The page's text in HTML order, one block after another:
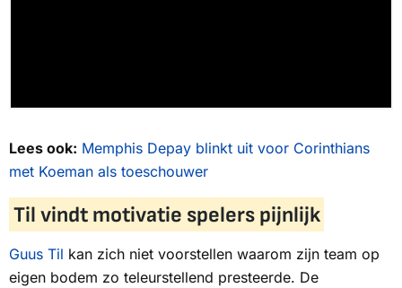
Lees ook: Memphis Depay blinkt uit voor Corinthians
met Koeman als toeschouwer
Til vindt motivatie spelers pijnlijk
Guus Til kan zich niet voorstellen waarom zijn team op
eigen bodem zo teleurstellend presteerde. De